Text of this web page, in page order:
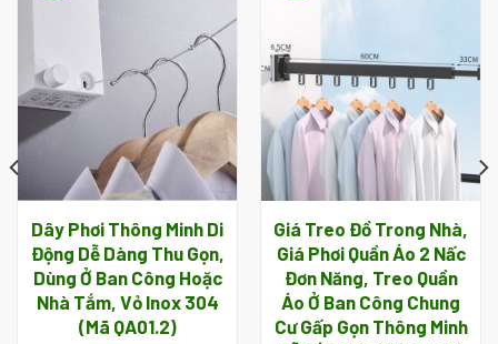
Dây Phơi Thông Minh Di
Động Dễ Dàng Thu Gọn,
Dùng Ở Ban Công Hoặc
Nhà Tắm, Vỏ Inox 304
(Mã QA01.2)
Giá Treo Đồ Trong Nhà,
Giá Phơi Quần Áo 2 Nấc
Đơn Năng, Treo Quần
Áo Ở Ban Công Chung
Cư Gấp Gọn Thông Minh